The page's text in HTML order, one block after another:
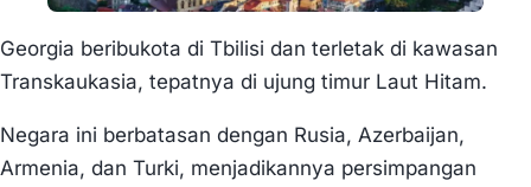
Georgia beribukota di Tbilisi dan terletak di kawasan
Transkaukasia, tepatnya di ujung timur Laut Hitam.
Negara ini berbatasan dengan Rusia, Azerbaijan,
Armenia, dan Turki, menjadikannya persimpangan